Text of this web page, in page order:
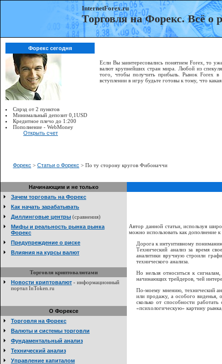
InternetForex.ru
Торговля на Форекс. Всё о
Форекс сегодня
Если Вы заинтересовались понятием Forex, то
валют крупнейших стран мира. Любой из
того, чтобы получить прибыль. Рынок Forex в
вступлении в игру будьте готовы к тому, что
Спрэд от 2 пунктов
Минимальный депозит 0,1USD
Кредитное плечо до 1:200
Пополнение - WebMoney
Открыть счет
Форекс > Статьи о Форекс > По ту сторону кругов Фибоначчи
Начинающим и не только
Зачем торговать на Форекс
Как начать зарабатывать
Диллинговые центры (сравнения)
Мифы и реальность рынка рынка
Форекс
Предупреждение о риске
Влияния на курсы валют
Торговля криптовалютами
Новости криптовалют - информационный
портал InToken.ru
О Форексе
Торговля на Форекс
Валюты и системы торговли
Фундаментальный анализ
Технический анализ
Управление капиталом
Автор данной статьи, используя
можно использовать как дополнение
Дорога к интуитивному
Технический анализ за время
аналитики вручную строили
технического анализа.
Но нельзя относиться к
начинающих трейдеров, чей
По-моему мнению, технический
или продажу, а особого виденья,
сколько от способности
«психологическую» картину